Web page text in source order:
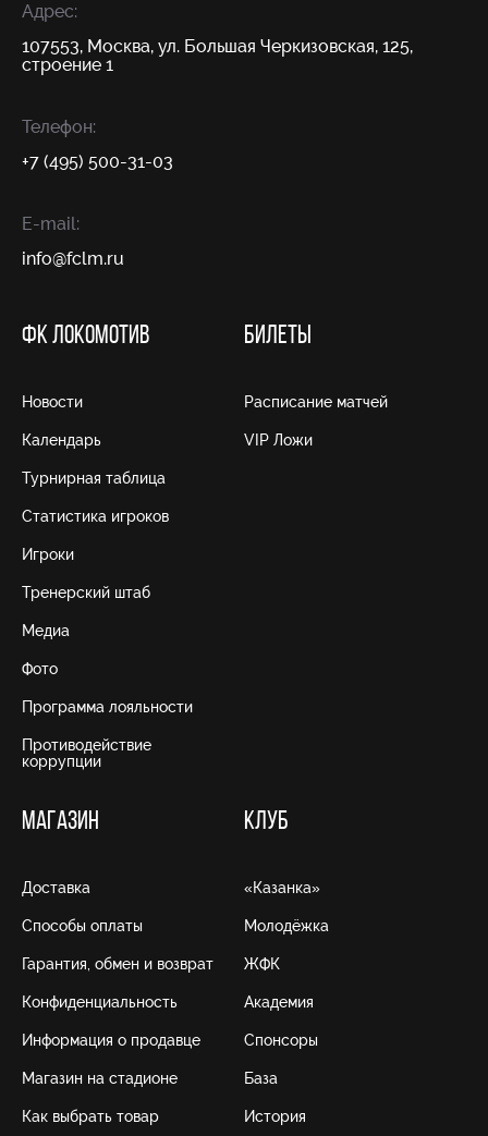
Адрес:
107553, Москва, ул. Большая Черкизовская, 125,
строение 1
Телефон:
+7 (495) 500-31-03
E-mail:
info@fсlm.ru
ФК ЛОКОМОТИВ
Новости
Календарь
Турнирная таблица
Статистика игроков
Игроки
Тренерский штаб
Медиа
Фото
Программа лояльности
Противодействие
коррупции
БИЛЕТЫ
Расписание матчей
VIP Ложи
МАГАЗИН
Доставка
Способы оплаты
Гарантия, обмен и возврат
Конфиденциальность
Информация о продавце
Магазин на стадионе
Как выбрать товар
КЛУБ
«Казанка»
Молодёжка
ЖФК
Академия
Спонсоры
База
История